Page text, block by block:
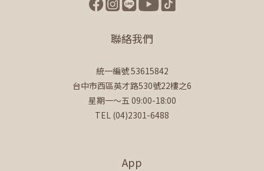
聯絡我們
統一編號 53615842
台中市西區英才路530號22樓之6
星期一～五 09:00-18:00
TEL (04)2301-6488
App